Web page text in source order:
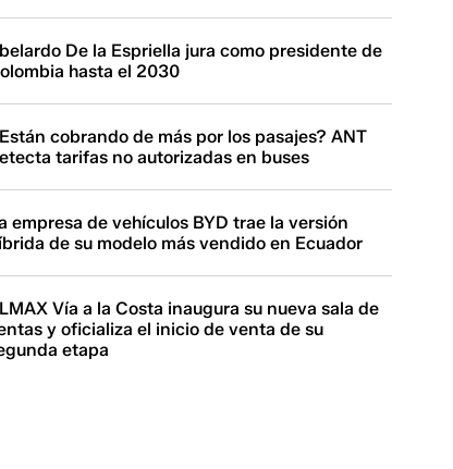
De la Espriella jura como presidente de
hasta el 2030
cobrando de más por los pasajes? ANT
tarifas no autorizadas en buses
empresa de vehículos BYD trae la versión
de su modelo más vendido en Ecuador
Vía a la Costa inaugura su nueva sala de
y oficializa el inicio de venta de su
etapa